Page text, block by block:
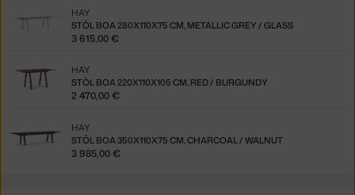
STÔL BOA 280X110X75 CM, METALLIC GREY / GLASS
HAY
3 615,00 €
STÔL BOA 220X110X105 CM, RED / BURGUNDY
HAY
2 470,00 €
STÔL BOA 350X110X75 CM, CHARCOAL / WALNUT
HAY
3 985,00 €